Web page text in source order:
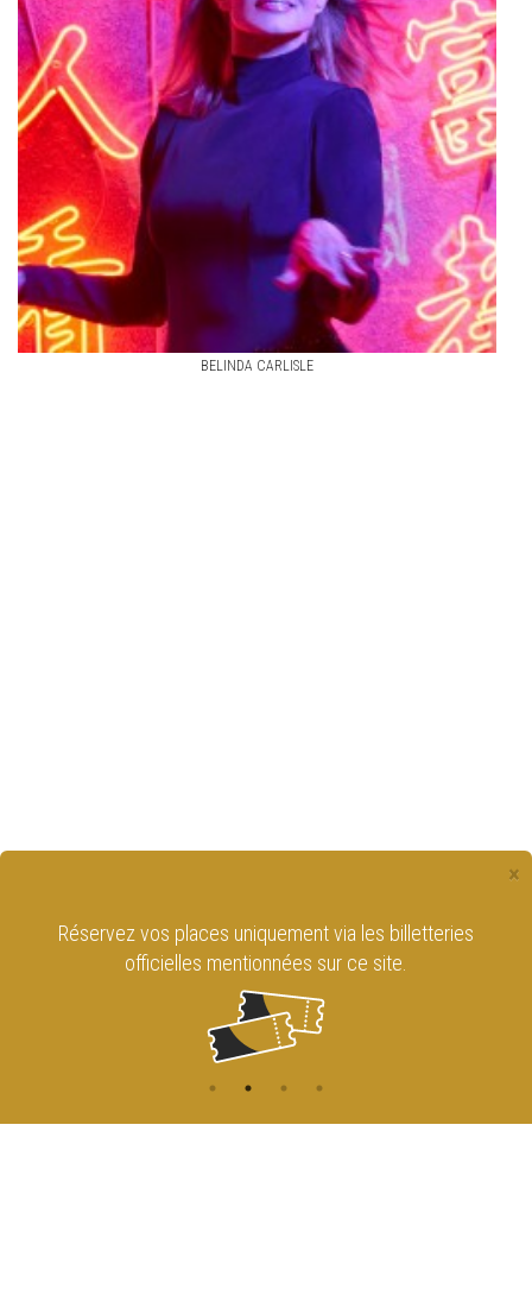
BELINDA CARLISLE
×
Réservez vos places uniquement via les billetteries
officielles mentionnées sur ce site.